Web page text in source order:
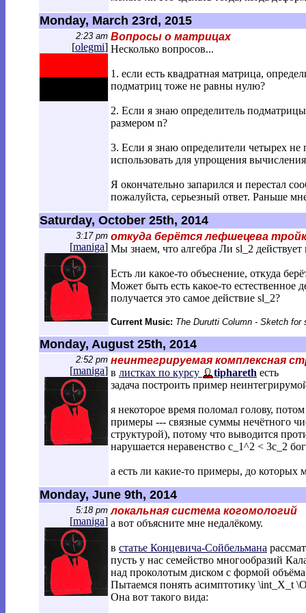
Monday, March 23rd, 2015
2:23 am
[olegmi]
Вопросы о матрицах
Несколько вопросов...
1. если есть квадратная матрица,
подматриц тоже не равны нулю?
2. Если я знаю определитель
размером n?
3. Если я знаю определители четырех
использовать для упрощения
Я окончательно запарился и перестал
пожалуйста, серьезный ответ. Раньше
Saturday, October 25th, 2014
3:17 pm
[maniga]
откуда берётся лефшецева
Мы знаем, что алгебра Ли sl_2
Есть ли какое-то объеснение, откуда
Может быть есть какое-то естественное
получается это самое действие sl_2?
Current Music: The Durutti Column - Sketch for
Monday, August 25th, 2014
2:52 pm
[maniga]
неинтегрируемая комплексная
в листках по курсу tiphareth есть
задача построить пример
я некоторое время поломал голову,
примеры --- связные суммы нечётного
структурой), потому что выводится
нарушается неравенство c_1^2 < 3c_2
а есть ли какие-то примеры, до которых
Monday, June 9th, 2014
5:18 pm
[maniga]
локальная система когомологий
а вот объясните мне недалёкому.
в статье Концевича-Сойбельмана
пусть у нас семейство многообразий
над проколотым диском с формой объёма
Пытаемся понять асимптотику \int_X_t
Она вот такого вида: